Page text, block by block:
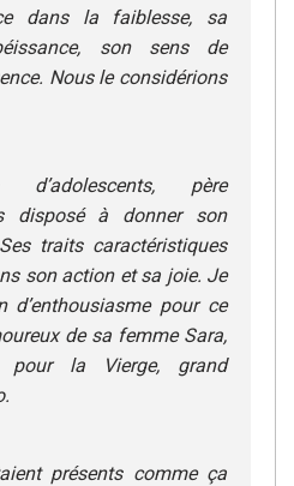
dans la faiblesse, sa
son sens de
Nous le considérions
père
disposé à donner son
traits caractéristiques
son action et sa joie. Je
d’enthousiasme pour ce
de sa femme Sara,
pour la Vierge, grand
présents comme ça